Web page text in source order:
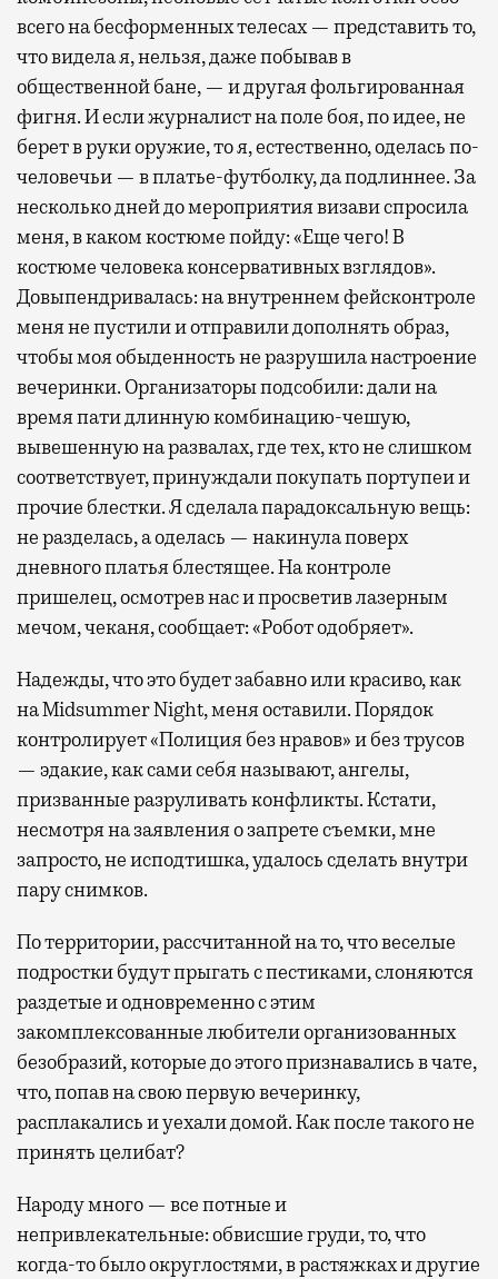
всего на бесформенных телесах — представить то,
что видела я, нельзя, даже побывав в
общественной бане, — и другая фольгированная
фигня. И если журналист на поле боя, по идее, не
берет в руки оружие, то я, естественно, оделась по-
человечьи — в платье-футболку, да подлиннее. За
несколько дней до мероприятия визави спросила
меня, в каком костюме пойду: «Еще чего! В
костюме человека консервативных взглядов».
Довыпендривалась: на внутреннем фейсконтроле
меня не пустили и отправили дополнять образ,
чтобы моя обыденность не разрушила настроение
вечеринки. Организаторы подсобили: дали на
время пати длинную комбинацию-чешую,
вывешенную на развалах, где тех, кто не слишком
соответствует, принуждали покупать портупеи и
прочие блестки. Я сделала парадоксальную вещь:
не разделась, а оделась — накинула поверх
дневного платья блестящее. На контроле
пришелец, осмотрев нас и просветив лазерным
мечом, чеканя, сообщает: «Робот одобряет».
Надежды, что это будет забавно или красиво, как
на Midsummer Night, меня оставили. Порядок
контролирует «Полиция без нравов» и без трусов
— эдакие, как сами себя называют, ангелы,
призванные разруливать конфликты. Кстати,
несмотря на заявления о запрете съемки, мне
запросто, не исподтишка, удалось сделать внутри
пару снимков.
По территории, рассчитанной на то, что веселые
подростки будут прыгать с пестиками, слоняются
раздетые и одновременно с этим
закомплексованные любители организованных
безобразий, которые до этого признавались в чате,
что, попав на свою первую вечеринку,
расплакались и уехали домой. Как после такого не
принять целибат?
Народу много — все потные и
непривлекательные: обвисшие груди, то, что
когда-то было округлостями, в растяжках и другие